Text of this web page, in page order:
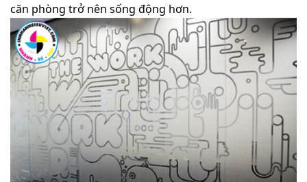
căn phòng trở nên sống động hơn.